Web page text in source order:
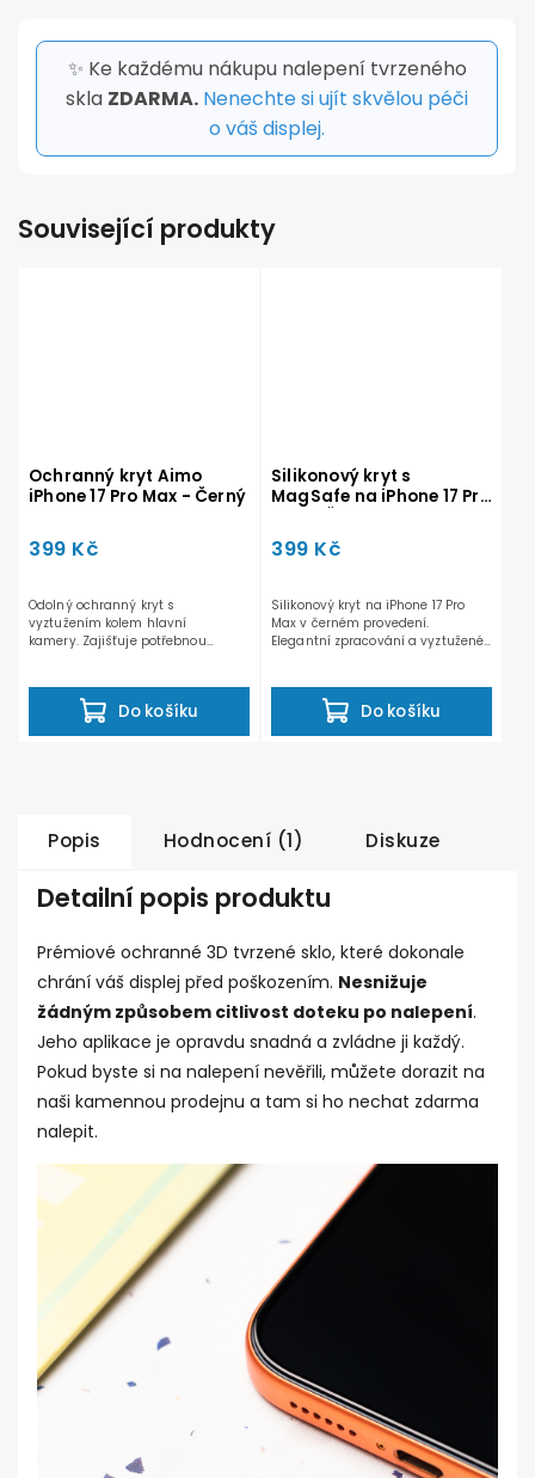
✨ Ke každému nákupu nalepení tvrzeného
skla ZDARMA. Nenechte si ujít skvělou péči
o váš displej.
Související produkty
Ochranný kryt Aimo
iPhone 17 Pro Max - Černý
399 Kč
Do košíku
Odolný ochranný kryt s
vyztužením kolem hlavní
kamery. Zajišťuje potřebnou
Silikonový kryt s
MagSafe na iPhone 17 Pro
399 Kč
Do košíku
Silikonový kryt na iPhone 17 Pro
Max v černém provedení.
Elegantní zpracování a vyztužené
Popis Hodnocení (1) Diskuze
Detailní popis produktu
Prémiové ochranné 3D tvrzené sklo, které dokonale
chrání váš displej před poškozením. Nesnižuje
žádným způsobem citlivost doteku po nalepení.
Jeho aplikace je opravdu snadná a zvládne ji každý.
Pokud byste si na nalepení nevěřili, můžete dorazit na
naši kamennou prodejnu a tam si ho nechat zdarma
nalepit.